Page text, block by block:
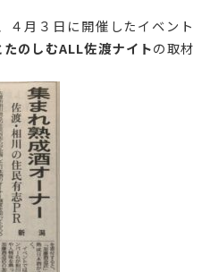
４月３日に開催したイベント
たのしむALL佐渡ナイトの取材